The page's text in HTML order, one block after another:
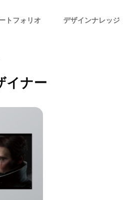
トフォリオ デザインナレッジ
イナー